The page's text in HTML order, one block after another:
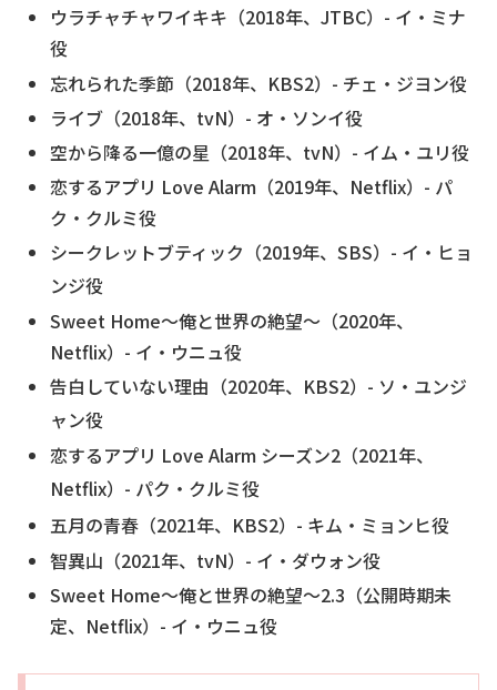
ウラチャチャワイキキ（2018年、JTBC）- イ・ミナ
役
忘れられた季節（2018年、KBS2）- チェ・ジヨン役
ライブ（2018年、tvN）- オ・ソンイ役
空から降る一億の星（2018年、tvN）- イム・ユリ役
恋するアプリ Love Alarm（2019年、Netflix）- パ
ク・クルミ役
シークレットブティック（2019年、SBS）- イ・ヒョ
ンジ役
Sweet Home〜俺と世界の絶望〜（2020年、
Netflix）- イ・ウニュ役
告白していない理由（2020年、KBS2）- ソ・ユンジ
ャン役
恋するアプリ Love Alarm シーズン2（2021年、
Netflix）- パク・クルミ役
五月の青春（2021年、KBS2）- キム・ミョンヒ役
智異山（2021年、tvN）- イ・ダウォン役
Sweet Home〜俺と世界の絶望〜2.3（公開時期未
定、Netflix）- イ・ウニュ役